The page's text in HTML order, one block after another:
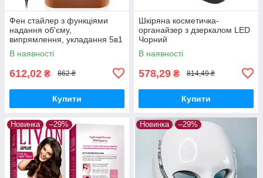
Фен стайлер з функціями
надання об'єму,
випрямлення, укладання 5в1
HAIR BRUSH Styler + кейс
В наявності
612,02 ₴ 862 ₴
Купити
Шкіряна косметичка-
органайзер з дзеркалом LED
Чорний
В наявності
578,29 ₴ 814,49 ₴
Купити
Новинка –29% Новинка –29%